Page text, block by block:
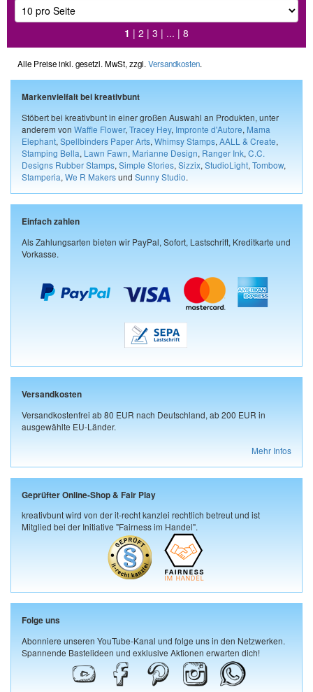
1 | 2 | 3 | ... | 8
Alle Preise inkl. gesetzl. MwSt, zzgl. Versandkosten.
Markenvielfalt bei kreativbunt
Stöbert bei kreativbunt in einer großen Auswahl an Produkten, unter
anderem von Waffle Flower, Tracey Hey, Impronte d'Autore, Mama
Elephant, Spellbinders Paper Arts, Whimsy Stamps, AALL & Create,
Stamping Bella, Lawn Fawn, Marianne Design, Ranger Ink, C.C.
Designs Rubber Stamps, Simple Stories, Sizzix, StudioLight, Tombow,
Stamperia, We R Makersund Sunny Studio.
Einfach zahlen
Als Zahlungsarten bieten wir PayPal, Sofort, Lastschrift, Kreditkarte und
Vorkasse.
Versandkosten
Versandkostenfrei ab 80 EUR nach Deutschland, ab 200 EUR in
ausgewählte EU-Länder.
Mehr Infos
Geprüfter Online-Shop & Fair Play
kreativbunt wird von der it-recht kanzlei rechtlich betreut und ist
Mitglied bei der Initiative "Fairness im Handel".
Folge uns
Abonniere unseren YouTube-Kanal und folge uns in den Netzwerken.
Spannende Bastelideen und exklusive Aktionen erwarten dich!